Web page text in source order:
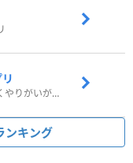
ペットを育ってポイ活しよう！可愛くやりがいがある新感覚アプリ
ンキング